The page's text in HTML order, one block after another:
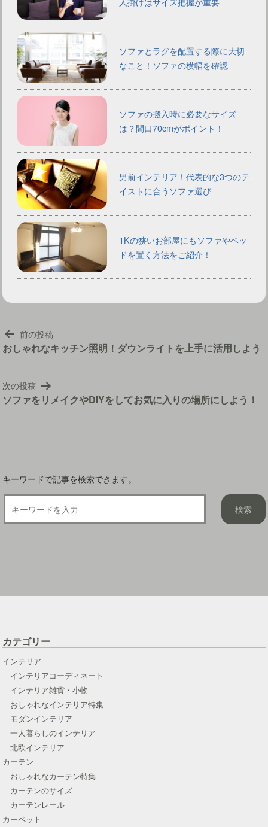
ソファとラグを配置する際に大切
なこと！ソファの横幅を確認
ソファの搬入時に必要なサイズ
は？間口70cmがポイント！
男前インテリア！代表的な3つのテ
イストに合うソファ選び
1Kの狭いお部屋にもソファやベッ
ドを置く方法をご紹介！
投
稿
ゲ
ー
前の投稿
おしゃれなキッチン照明！ダウンライトを上手に活用しよう
次の投稿
ソファをリメイクやDIYをしてお気に入りの場所にしよう！
キーワードで記事を検索できます。
カテゴリー
インテリア
インテリアコーディネート
インテリア雑貨・小物
おしゃれなインテリア特集
モダンインテリア
一人暮らしのインテリア
北欧インテリア
カーテン
おしゃれなカーテン特集
カーテンのサイズ
カーテンレール
カーペット